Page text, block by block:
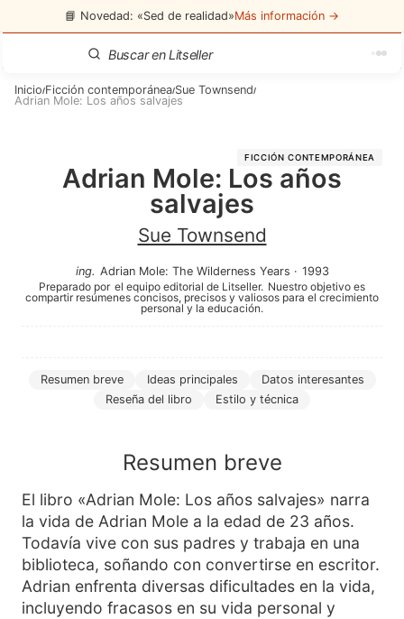
📘 Novedad: «Sed de realidad»Más información →
Inicio/Ficción contemporánea/Sue Townsend/
Adrian Mole: Los años salvajes
FICCIÓN CONTEMPORÁNEA
Adrian Mole: Los años
salvajes
Sue Townsend
ing. Adrian Mole: The Wilderness Years · 1993
Preparado por el equipo editorial de Litseller. Nuestro objetivo es
compartir resúmenes concisos, precisos y valiosos para el crecimiento
personal y la educación.
Resumen breve Ideas principales
Datos interesantes
Reseña del libro
Estilo y técnica
Resumen breve
El libro «Adrian Mole: Los años salvajes» narra
la vida de Adrian Mole a la edad de 23 años.
Todavía vive con sus padres y trabaja en una
biblioteca, soñando con convertirse en escritor.
Adrian enfrenta diversas dificultades en la vida,
incluyendo fracasos en su vida personal y